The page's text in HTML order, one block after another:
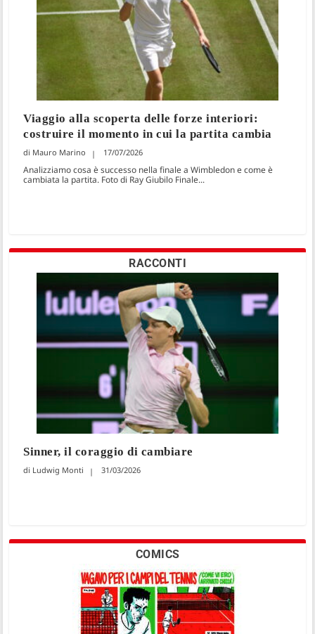
Viaggio alla scoperta delle forze interiori:
costruire il momento in cui la partita cambia
Mauro Marino 17/07/2026
Analizziamo cosa è successo nella finale a Wimbledon e come è
cambiata la partita. Foto di Ray Giubilo Finale...
RACCONTI
Sinner, il coraggio di cambiare
Ludwig Monti 31/03/2026
COMICS